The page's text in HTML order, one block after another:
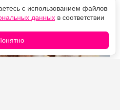
с использованием файлов
данных в соответствии